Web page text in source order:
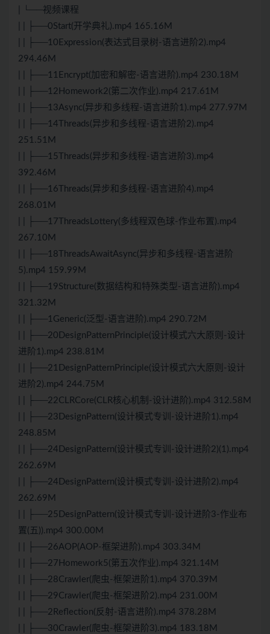
| └──视频课程
| | ├──0Start(开学典礼).mp4 165.16M
| | ├──10Expression(表达式目录树-语言进阶2).mp4
294.46M
| | ├──11Encrypt(加密和解密-语言进阶).mp4 230.18M
| | ├──12Homework2(第二次作业).mp4 217.61M
| | ├──13Async(异步和多线程-语言进阶1).mp4 277.97M
| | ├──14Threads(异步和多线程-语言进阶2).mp4
251.51M
| | ├──15Threads(异步和多线程-语言进阶3).mp4
392.46M
| | ├──16Threads(异步和多线程-语言进阶4).mp4
268.01M
| | ├──17ThreadsLottery(多线程双色球-作业布置).mp4
267.10M
| | ├──18ThreadsAwaitAsync(异步和多线程-语言进阶
5).mp4 159.99M
| | ├──19Structure(数据结构和特殊类型-语言进阶).mp4
321.32M
| | ├──1Generic(泛型-语言进阶).mp4 290.72M
| | ├──20DesignPatternPrinciple(设计模式六大原则-设计
进阶1).mp4 238.81M
| | ├──21DesignPatternPrinciple(设计模式六大原则-设计
进阶2).mp4 244.75M
| | ├──22CLRCore(CLR核心机制-设计进阶).mp4 312.58M
| | ├──23DesignPattern(设计模式专训-设计进阶1).mp4
248.85M
| | ├──24DesignPattern(设计模式专训-设计进阶2)(1).mp4
262.69M
| | ├──24DesignPattern(设计模式专训-设计进阶2).mp4
262.69M
| | ├──25DesignPattern(设计模式专训-设计进阶3-作业布
置(五)).mp4 300.00M
| | ├──26AOP(AOP-框架进阶).mp4 303.34M
| | ├──27Homework5(第五次作业).mp4 321.14M
| | ├──28Crawler(爬虫-框架进阶1).mp4 370.39M
| | ├──29Crawler(爬虫-框架进阶2).mp4 231.00M
| | ├──2Reflection(反射-语言进阶).mp4 378.28M
| | ├──30Crawler(爬虫-框架进阶3).mp4 183.18M